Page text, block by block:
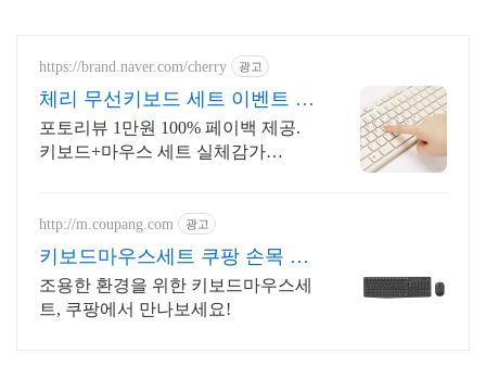
https://brand.naver.com/cherry 광고
체리 무선키보드 세트 이벤트 리
뷰이벤트 1만원 페이백
포토리뷰 1만원 100% 페이백 제공.
키보드+마우스 세트 실체감가
http://m.coupang.com 광고
키보드마우스세트 쿠팡 손목 편
한 인체공학 디자인
조용한 환경을 위한 키보드마우스세
트, 쿠팡에서 만나보세요!